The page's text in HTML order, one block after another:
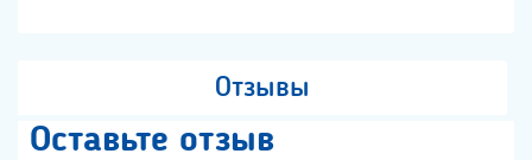
Отзывы
Оставьте отзыв